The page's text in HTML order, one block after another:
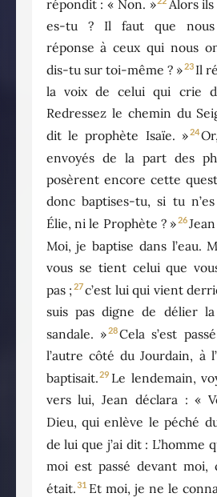
répondit : « Non. »
Alors
es-tu ? Il faut que nous
réponse à ceux qui nous
dis-tu sur toi-même ? »23 Il
la voix de celui qui crie
Redressez le chemin du
dit le prophète Isaïe. »24
envoyés de la part des
posèrent encore cette
donc baptises-tu, si tu
Élie, ni le Prophète ? »26
Moi, je baptise dans l’eau.
vous se tient celui que
pas ; 27c’est lui qui vient
suis pas digne de délier
sandale. »28Cela s’est
l’autre côté du Jourdain, à
baptisait.29 Le lendemain,
vers lui, Jean déclara : «
Dieu, qui enlève le péché
de lui que j’ai dit : L’homme
moi est passé devant moi,
était. 31 Et moi, je ne le